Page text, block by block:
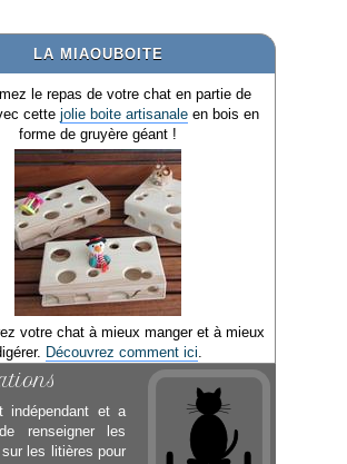
LA MIAOUBOITE
le repas de votre chat en partie de
cette jolie boite artisanale en bois en
forme de gruyère géant !
votre chat à mieux manger et à mieux
Découvrez comment ici.
indépendant et a
renseigner les
les litières pour